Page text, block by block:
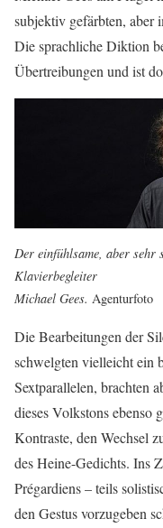
subjektiv gefärbten, aber
Die sprachliche Diktion
Übertreibungen und ist
Der einfühlsame, aber sehr
Klavierbegleiter
Michael Gees. Agenturfoto
Die Bearbeitungen der
schwelgten vielleicht ein
Sextparallelen, brachten
dieses Volkstons ebenso
Kontraste, den Wechsel
des Heine-Gedichts. Ins
Prégardiens – teils
den Gestus vorzugeben